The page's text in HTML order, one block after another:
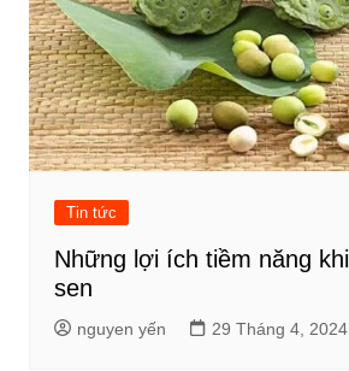
Tin tức
Những lợi ích tiềm năng
sen
nguyen yến 29 Tháng 4, 2024